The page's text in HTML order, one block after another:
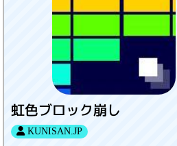
虹色ブロック崩し
KUNISAN.JP